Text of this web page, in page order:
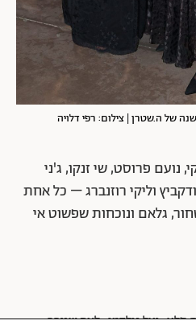
נועם פרוסט, שי זנקו, ג'ני
וליקי רוזנברג – כל אחת
גלאם ונוכחות שפשוט אי
סלע יעל גולדמן לאה שנירר